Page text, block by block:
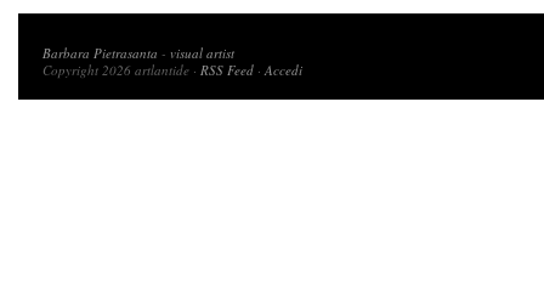
Barbara Pietrasanta - visual artist
Copyright 2026 artlantide · RSS Feed ·Accedi